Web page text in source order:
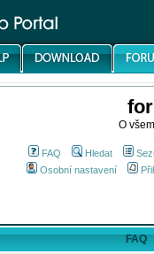
O
FAQ Hledat
Osobní nastavení
FAQ